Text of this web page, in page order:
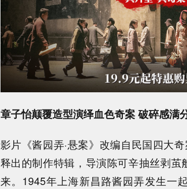
章子怡颠覆造型演绎血色奇案 破碎感满
影片《酱园弄·悬案》改编自民国四大
释出的制作特辑，导演陈可辛抽丝剥
来。1945年上海新昌路酱园弄发生一